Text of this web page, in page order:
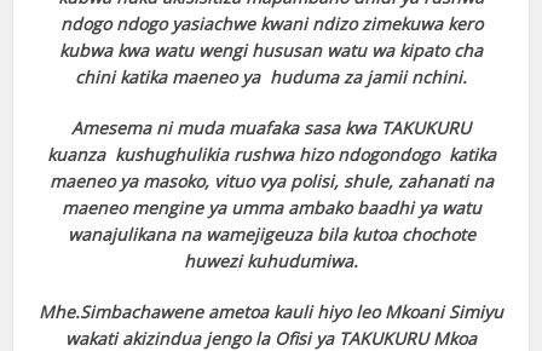
ndogo ndogo yasiachwe kwani ndizo zimekuwa kero
kubwa kwa watu wengi hususan watu wa kipato cha
chini katika maeneo ya huduma za jamii nchini.
Amesema ni muda muafaka sasa kwa TAKUKURU
kuanza kushughulikia rushwa hizo ndogondogo katika
maeneo ya masoko, vituo vya polisi, shule, zahanati na
maeneo mengine ya umma ambako baadhi ya watu
wanajulikana na wamejigeuza bila kutoa chochote
huwezi kuhudumiwa.
Mhe.Simbachawene ametoa kauli hiyo leo Mkoani Simiyu
wakati akizindua jengo la Ofisi ya TAKUKURU Mkoa